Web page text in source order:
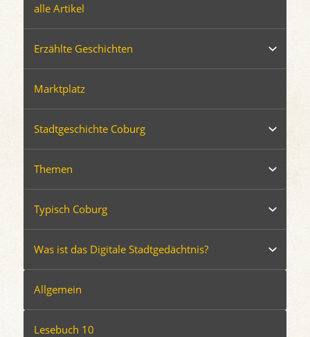
alle Artikel
Erzählte Geschichten
Marktplatz
Stadtgeschichte Coburg
Themen
Typisch Coburg
Was ist das Digitale Stadtgedächtnis?
Allgemein
Lesebuch 10